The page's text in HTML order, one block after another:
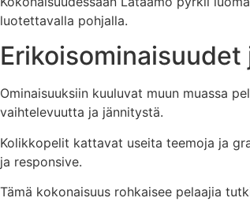
luotettavalla pohjalla.
Ominaisuuksiin kuuluvat muun muassa
vaihtelevuutta ja jännitystä.
Kolikkopelit kattavat useita teemoja ja
ja responsive.
Tämä kokonaisuus rohkaisee pelaajia